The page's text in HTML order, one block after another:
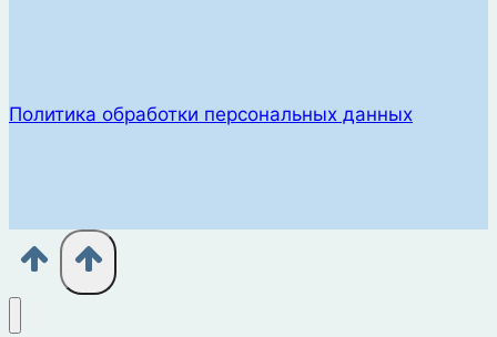
Политика обработки персональных данных